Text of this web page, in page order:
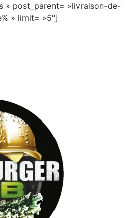
» post_parent= »livraison-de-
» limit= »5″]